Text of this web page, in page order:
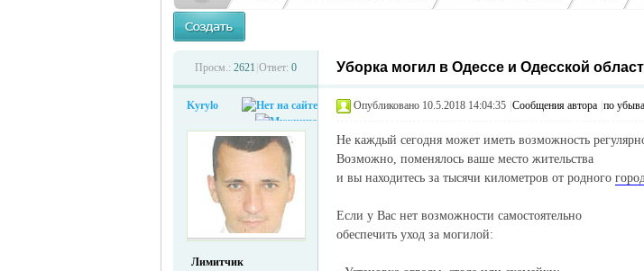
Русская › › › › ›
Просм.: 2621 Ответ: 0 Уборка могил в Одессе и Одесской
Kyrylo
Лимитчик
Опубликовано 10.5.2018 14:04:35 Сообщения автора по
Не каждый сегодня может иметь возможность
Возможно, поменялось ваше место жительства
и вы находитесь за тысячи километров от родного
Если у Вас нет возможности самостоятельно
обеспечить уход за могилой: